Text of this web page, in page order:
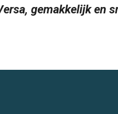
gemakkelijk en